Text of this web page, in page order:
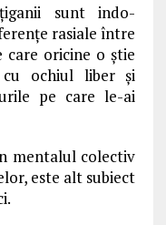
sunt indo-
rasiale între
oricine o știe
cu ochiul liber și
pe care le-ai
mentalul colectiv
este alt subiect